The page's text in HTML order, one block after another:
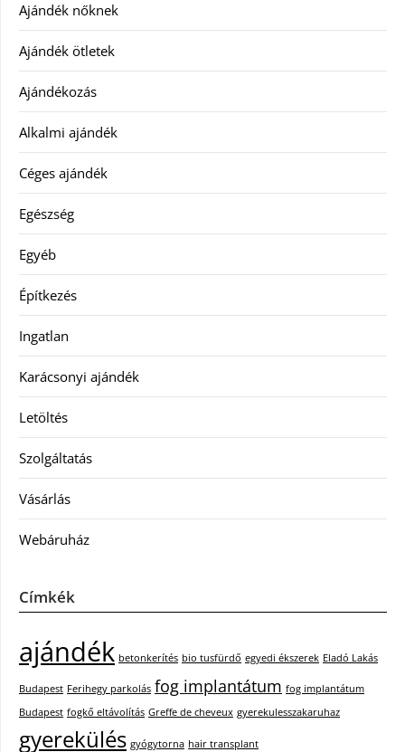
Ajándék nőknek
Ajándék ötletek
Ajándékozás
Alkalmi ajándék
Céges ajándék
Egészség
Egyéb
Építkezés
Ingatlan
Karácsonyi ajándék
Letöltés
Szolgáltatás
Vásárlás
Webáruház
Címkék
ajándék betonkerítés bio tusfürdő egyedi ékszerek Eladó Lakás
Budapest Ferihegy parkolás fog implantátum fog implantátum
Budapest fogkő eltávolítás Greffe de cheveux gyerekulesszakaruhaz
gyerekülés gyógytorna hair transplant